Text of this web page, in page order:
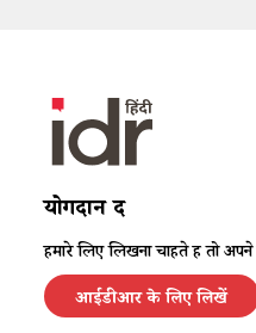
योगदान दें
हमारे लिए लिखना चाहते हैं तो
आईडीआर के लिए लिखें